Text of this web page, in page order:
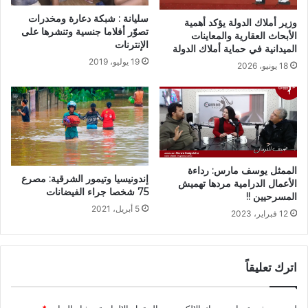
وزير أملاك الدولة يؤكد أهمية
الأبحاث العقارية والمعاينات
الميدانية في حماية أملاك الدولة
18 يونيو، 2026
سليانة : شبكة دعارة ومخدرات
تصوّر أفلاما جنسية وتنشرها على
الإنترنات
19 يوليو، 2019
الممثل يوسف مارس: رداءة
الأعمال الدرامية مردها تهميش
المسرحيين !!
12 فبراير، 2023
إندونيسيا وتيمور الشرقية: مصرع
75 شخصا جراء الفيضانات
5 أبريل، 2021
اترك تعليقاً